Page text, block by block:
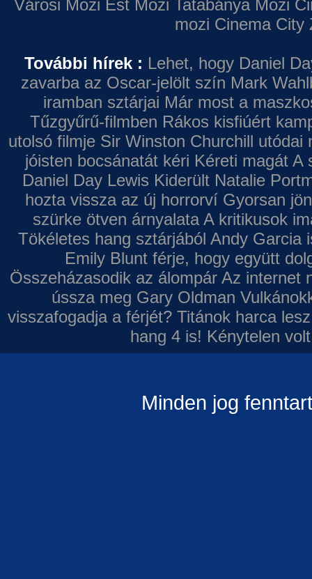
Városi Mozi Est Mozi Tatabánya Mozi
mozi Cinema City
További hírek : Lehet, hogy Daniel
zavarba az Oscar-jelölt szín Mark
iramban sztárjai Már most a
Tűzgyűrű-filmben Rákos kisfiúért
utolsó filmje Sir Winston Churchill utódai
jóisten bocsánatát kéri Kéreti magát A
Daniel Day Lewis Kiderült Natalie
hozta vissza az új horrorví Gyorsan
szürke ötven árnyalata A kritikusok
Tökéletes hang sztárjából Andy Garcia
Emily Blunt férje, hogy együtt
Összeházasodik az álompár Az internet
ússza meg Gary Oldman
visszafogadja a férjét? Titánok harca
hang 4 is! Kénytelen
Minden jog